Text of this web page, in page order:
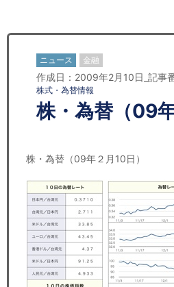
日本人にPR
コンサルティング
経済ニュース
労務顧問
ＩＴ
ニュース 金融
作成日：2009年2月10日_記事
株式・為替情報
株・為替（09
株・為替（09年２月10日）